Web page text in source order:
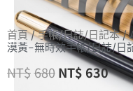
首頁/手帳/日誌/日記本/
漠黃-無時效手帳/日誌/日
NT$680 NT$ 630